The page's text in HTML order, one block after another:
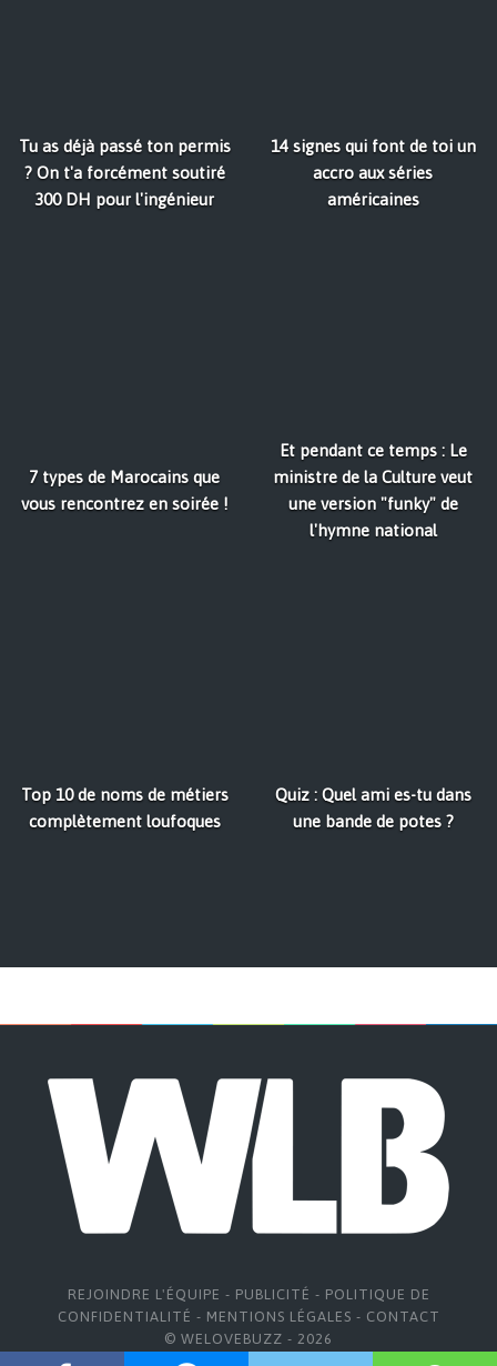
Tu as déjà passé ton permis
? On t'a forcément soutiré
300 DH pour l'ingénieur
14 signes qui font de toi un
accro aux séries
américaines
7 types de Marocains que
vous rencontrez en soirée !
Et pendant ce temps : Le
ministre de la Culture veut
une version "funky" de
l'hymne national
Top 10 de noms de métiers
complètement loufoques
Quiz : Quel ami es-tu dans
une bande de potes ?
REJOINDRE L'ÉQUIPE - PUBLICITÉ - POLITIQUE DE
CONFIDENTIALITÉ - MENTIONS LÉGALES - CONTACT
© WELOVEBUZZ - 2026